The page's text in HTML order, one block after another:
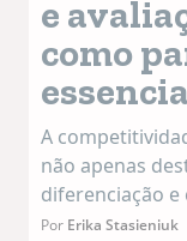
e
como
food
A
não apenas
diferenciação e
alimentos para
Por Erika Stasieniuk